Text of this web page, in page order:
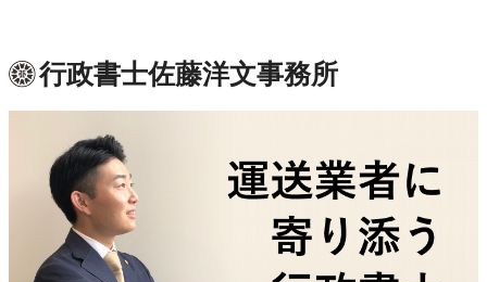
行政書士佐藤洋文事務所